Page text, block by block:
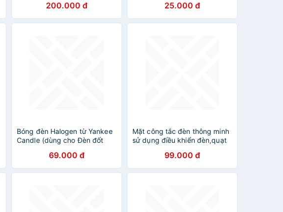
200.000 đ 25.000 đ
Bóng đèn Halogen từ Yankee
Candle (dùng cho Đèn đốt
69.000 đ
Mặt công tắc đèn thông minh
sử dụng điều khiển đèn,quạt
99.000 đ